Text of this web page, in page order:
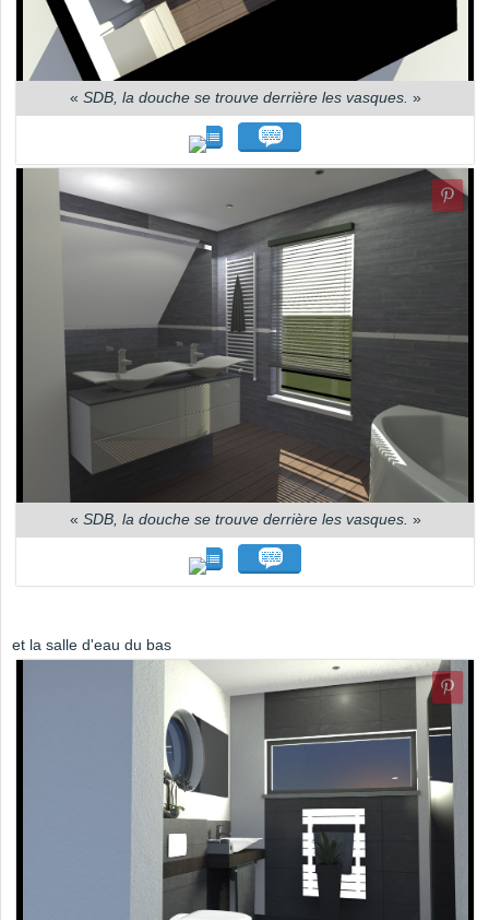
« SDB, la douche se trouve derrière les vasques. »
« SDB, la douche se trouve derrière les vasques. »
et la salle d'eau du bas